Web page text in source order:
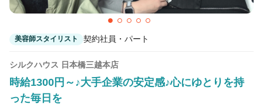
美容師スタイリスト 契約社員・パート
シルクハウス 日本橋三越本店
時給1300円～♪大手企業の安定感♪心にゆとりを持
った毎日を